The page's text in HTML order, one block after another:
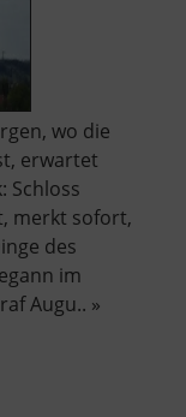
wo die
erwartet
Schloss
merkt sofort,
des
im
Augu.. »